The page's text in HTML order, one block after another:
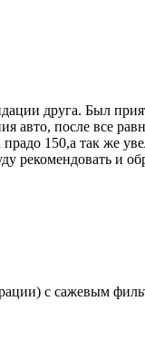
друга. Был
авто, после все
150,а так же
рекомендовать и
с сажевым